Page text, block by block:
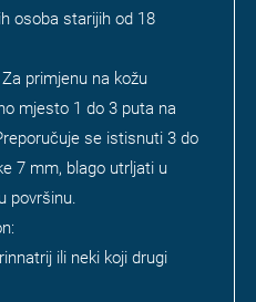
osoba starijih od 18
primjenu na kožu
mjesto 1 do 3 puta na
se istisnuti 3 do
7 mm, blago utrljati u
površinu.
ili neki koji drugi